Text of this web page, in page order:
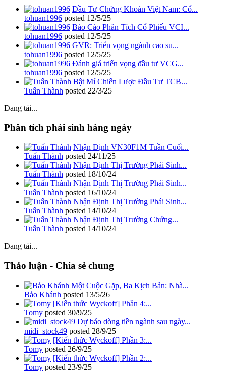
Đầu Tư Chứng Khoán Việt Nam: Cổ...
tohuan1996 posted 12/5/25
Báo Cáo Phân Tích Cổ Phiếu VCI...
tohuan1996 posted 12/5/25
GVR: Triển vọng ngành cao su...
tohuan1996 posted 12/5/25
Đánh giá triển vọng đầu tư VCG...
tohuan1996 posted 12/5/25
Bật Mí Chiến Lược Đầu Tư TCB...
Tuấn Thành posted 22/3/25
Đang tải...
Phân tích phái sinh hàng ngày
Nhận Định VN30F1M Tuần Cuối...
Tuấn Thành posted 24/11/25
Nhận Định Thị Trường Phái Sinh...
Tuấn Thành posted 18/10/24
Nhận Định Thị Trường Phái Sinh...
Tuấn Thành posted 16/10/24
Nhận Định Thị Trường Phái Sinh...
Tuấn Thành posted 14/10/24
Nhận Định Thị Trường Chứng...
Tuấn Thành posted 14/10/24
Đang tải...
Thảo luận - Chia sẻ chung
Một Cuộc Gặp, Ba Kịch Bản: Nhà...
Bảo Khánh posted 13/5/26
[Kiến thức Wyckoff] Phần 4:...
Tomy posted 30/9/25
Dự báo dòng tiền ngành sau ngày...
midi_stock49 posted 28/9/25
[Kiến thức Wyckoff] Phần 3:...
Tomy posted 26/9/25
[Kiến thức Wyckoff] Phần 2:...
Tomy posted 23/9/25